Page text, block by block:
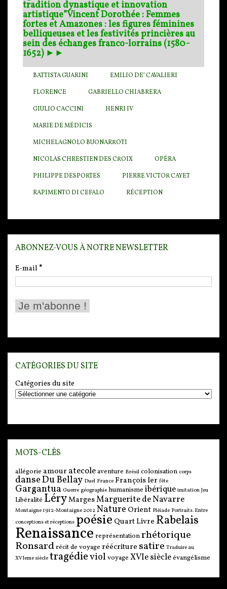
tradition dynastique et innovation
artistique”Vincent Dorothée : Femmes
fortes et Amazones : les figures féminines
belliqueuses et les festivités princières au
sein des échanges franco-lorrains (1580-
1652) ►►
BATTISTA GUARINI EMILIO DE’ CAVALIERI
FLORENCE GABRIELLO CHIABRERA
GIULIO CACCINI HENRI IV
MARIE DE MÉDICIS
MICHELAGNOLO BUONARROTI
NICOLAS CHRESTIEN DES CROIX OPÉRA
PHILIPPE DESPORTES PIERRE VICTOR CAYET
RAPIMENTO DI CEFALO RÉCEPTION
ABONNEZ-VOUS À NOTRE NEWSLETTER
E-mail *
CATÉGORIES DU SITE
Catégories du site
MOTS-CLÉS
allégorie amour atecoleaventure Brésil colonisation corps
danseDu Bellay Duel France François Ier fête
Gargantua Guerre géographie humanisme ibérique imitation Jeu
Libéralité LéryMargesMarguerite de Navarre
Montaigne 1912-Montaigne 2012 Nature Orient Pléiade Portraits. Entre
conceptions et réceptions poésie Quart Livre Rabelais
Renaissance représentationrhétorique
Ronsardrécit de voyage réécriture satire Traduire au
XVIeme siècle tragédieviol voyage XVIe siècleévangélisme